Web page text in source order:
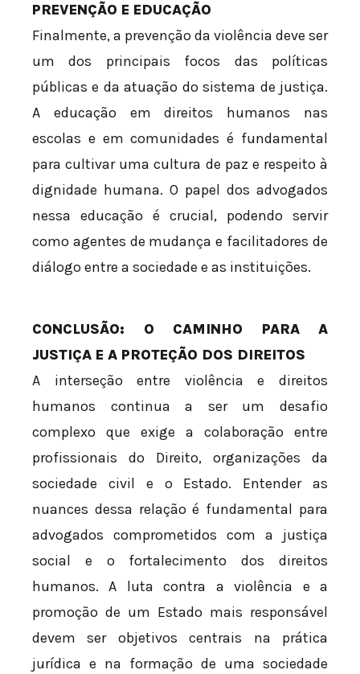
PREVENÇÃO E EDUCAÇÃO
Finalmente, a prevenção da violência deve ser
um dos principais focos das políticas
públicas e da atuação do sistema de justiça.
A educação em direitos humanos nas
escolas e em comunidades é fundamental
para cultivar uma cultura de paz e respeito à
dignidade humana. O papel dos advogados
nessa educação é crucial, podendo servir
como agentes de mudança e facilitadores de
diálogo entre a sociedade e as instituições.
CONCLUSÃO: O CAMINHO PARA A
JUSTIÇA E A PROTEÇÃO DOS DIREITOS
A interseção entre violência e direitos
humanos continua a ser um desafio
complexo que exige a colaboração entre
profissionais do Direito, organizações da
sociedade civil e o Estado. Entender as
nuances dessa relação é fundamental para
advogados comprometidos com a justiça
social e o fortalecimento dos direitos
humanos. A luta contra a violência e a
promoção de um Estado mais responsável
devem ser objetivos centrais na prática
jurídica e na formação de uma sociedade